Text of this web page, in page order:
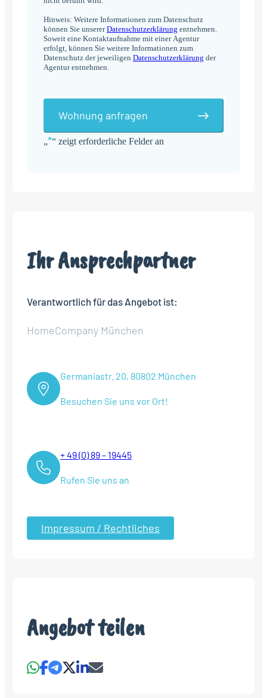
„*“ zeigt erforderliche Felder an
Hinweis: Weitere Informationen zum Datenschutz
können Sie unsererDatenschutzerklärung entnehmen.
Soweit eine Kontaktaufnahme mit einer Agentur
erfolgt, können Sie weitere Informationen zum
Datenschutz der jeweiligen Datenschutzerklärung der
Agentur entnehmen.
Wohnung anfragen
Ihr Ansprechpartner
Verantwortlich für das Angebot ist:
HomeCompany München
Germaniastr. 20, 80802 München
Besuchen Sie uns vor Ort!
+ 49 (0) 89 – 19445
Rufen Sie uns an
Impressum / Rechtliches
Angebot teilen